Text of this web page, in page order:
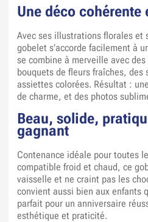
Une déco cohérente
Avec ses illustrations florales et
gobelet s’accorde facilement à
se combine à merveille avec
bouquets de fleurs fraîches,
assiettes colorées. Résultat :
de charme, et des photos
Beau, solide,
gagnant
Contenance idéale pour toutes
compatible froid et chaud, ce
vaisselle et ne craint pas les
convient aussi bien aux enfants
parfait pour un anniversaire
esthétique et praticité.